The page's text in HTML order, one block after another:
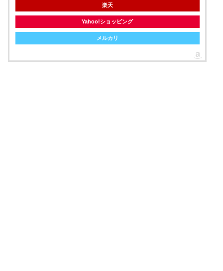
楽天
Yahoo!ショッピング
メルカリ